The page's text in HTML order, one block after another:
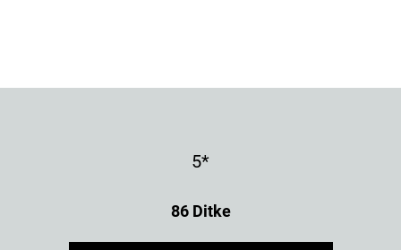
5*
86 Ditke